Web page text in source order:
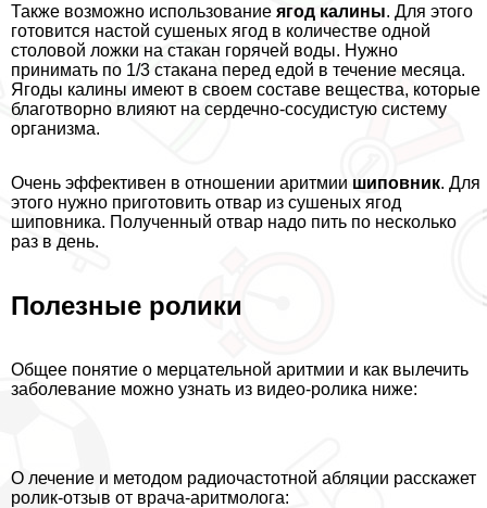
Также возможно использование ягод калины. Для этого
готовится настой сушеных ягод в количестве одной
столовой ложки на стакан горячей воды. Нужно
принимать по 1/3 стакана перед едой в течение месяца.
Ягоды калины имеют в своем составе вещества, которые
благотворно влияют на сердечно-сосудистую систему
организма.
Очень эффективен в отношении аритмии шиповник. Для
этого нужно приготовить отвар из сушеных ягод
шиповника. Полученный отвар надо пить по несколько
раз в день.
Полезные ролики
Общее понятие о мерцательной аритмии и как вылечить
заболевание можно узнать из видео-ролика ниже:
О лечение и методом радиочастотной абляции расскажет
ролик-отзыв от врача-аритмолога: